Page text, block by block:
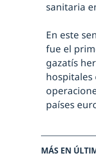
sanitaria
En este
fue el
gazatís
hospitales
países
MÁS EN